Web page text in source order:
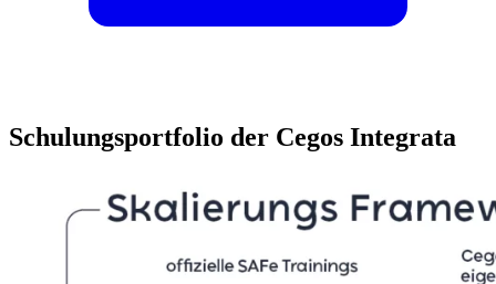
Schulungsportfolio der Cegos Integrata